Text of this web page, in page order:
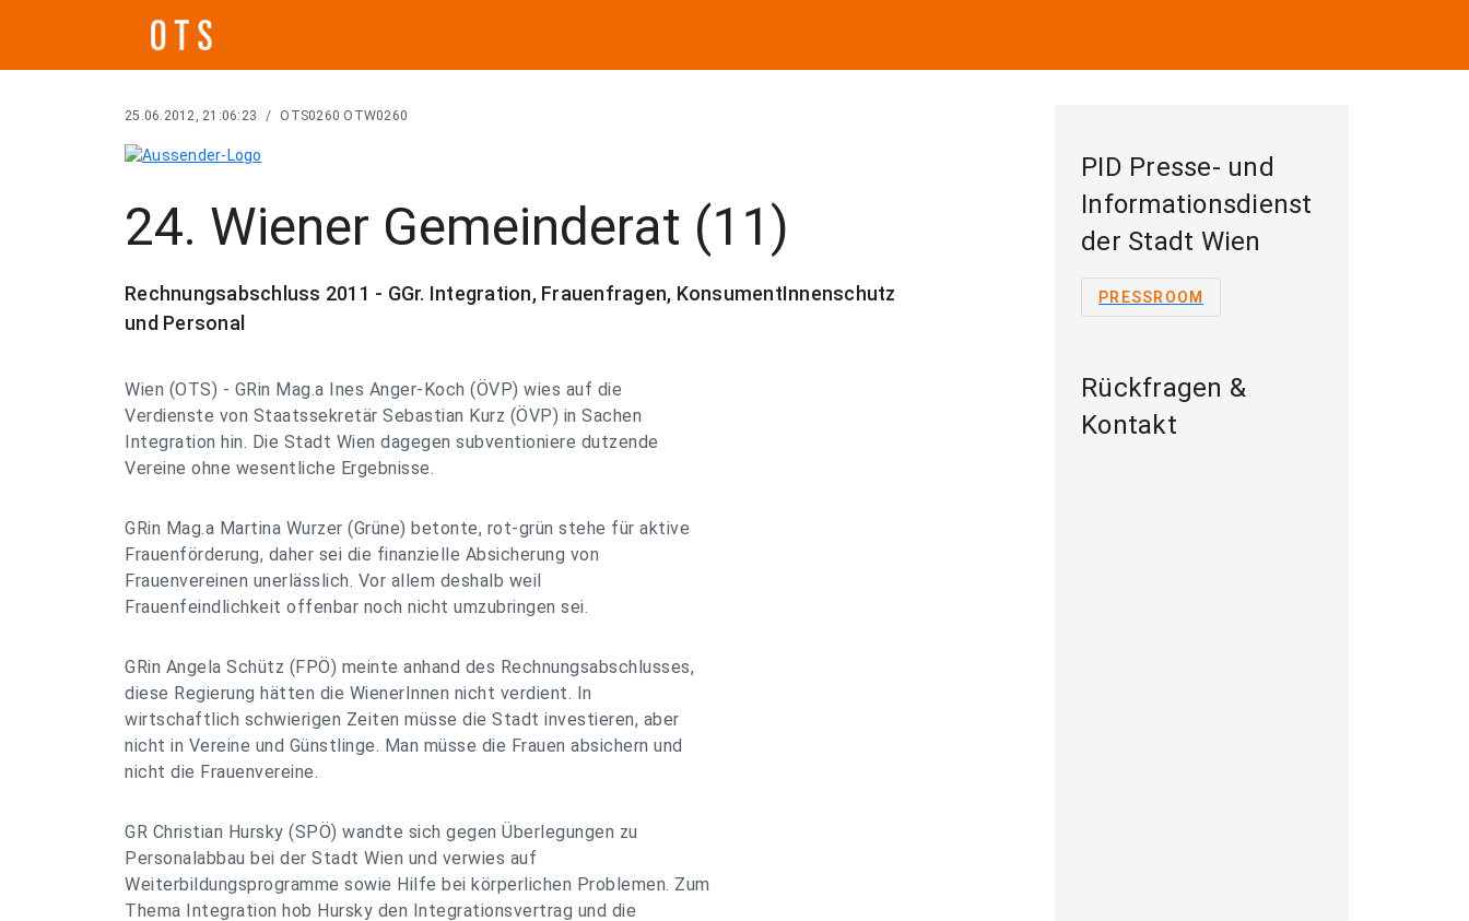
25.06.2012, 21:06:23 / OTS0260 OTW0260
24. Wiener Gemeinderat (11)
Rechnungsabschluss 2011 - GGr. Integration, Frauenfragen, KonsumentInnenschutz
und Personal
Wien (OTS) - GRin Mag.a Ines Anger-Koch (ÖVP) wies auf die
Verdienste von Staatssekretär Sebastian Kurz (ÖVP) in Sachen
Integration hin. Die Stadt Wien dagegen subventioniere dutzende
Vereine ohne wesentliche Ergebnisse.
GRin Mag.a Martina Wurzer (Grüne) betonte, rot-grün stehe für aktive
Frauenförderung, daher sei die finanzielle Absicherung von
Frauenvereinen unerlässlich. Vor allem deshalb weil
Frauenfeindlichkeit offenbar noch nicht umzubringen sei.
GRin Angela Schütz (FPÖ) meinte anhand des Rechnungsabschlusses,
diese Regierung hätten die WienerInnen nicht verdient. In
wirtschaftlich schwierigen Zeiten müsse die Stadt investieren, aber
nicht in Vereine und Günstlinge. Man müsse die Frauen absichern und
nicht die Frauenvereine.
GR Christian Hursky (SPÖ) wandte sich gegen Überlegungen zu
Personalabbau bei der Stadt Wien und verwies auf
Weiterbildungsprogramme sowie Hilfe bei körperlichen Problemen. Zum
Thema Integration hob Hursky den Integrationsvertrag und die
PID Presse- und
Informationsdienst
der Stadt Wien
PRESSROOM
Rückfragen &
Kontakt